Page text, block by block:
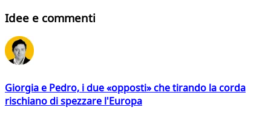
Idee e commenti
Giorgia e Pedro, i due «opposti» che tirando la corda
rischiano di spezzare l'Europa